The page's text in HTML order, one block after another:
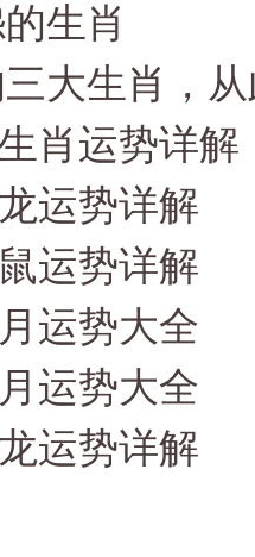
生肖
大生肖，
肖运势详解
运势详解
运势详解
运势大全
运势大全
运势详解